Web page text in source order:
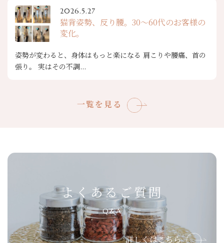
2026.5.27
猫背姿勢、反り腰。30〜60代のお客様の
変化。
姿勢が変わると、身体はもっと楽になる 肩こりや腰痛、首の
張り。 実はその不調...
一覧を見る
よくあるご質問
Q&A
詳しくはこちら